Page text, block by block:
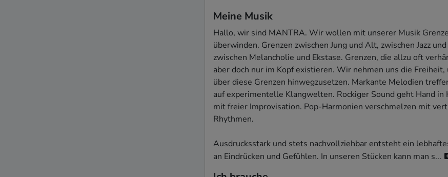
Meine Musik
Hallo, wir sind MANTRA. Wir wollen mit unserer Musik
überwinden. Grenzen zwischen Jung und Alt, zwischen Jazz und
zwischen Melancholie und Ekstase. Grenzen, die allzu oft
aber doch nur im Kopf existieren. Wir nehmen uns die Freiheit,
über diese Grenzen hinwegzusetzen. Markante Melodien
auf experimentelle Klangwelten. Rockiger Sound geht Hand in
mit freier Improvisation. Pop-Harmonien verschmelzen mit
Rhythmen.
Ausdrucksstark und stets nachvollziehbar entsteht ein
an Eindrücken und Gefühlen. In unseren Stücken kann man s...